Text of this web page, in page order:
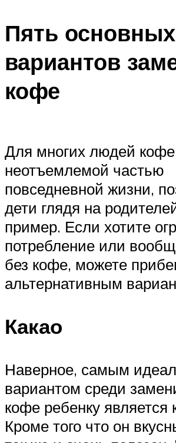
Пять основных
вариантов
кофе
Для многих людей кофе
неотъемлемой частью
повседневной жизни,
дети глядя на
пример. Если хотите
потребление или
без кофе, можете
альтернативным
Какао
Наверное, самым
вариантом среди
кофе ребенку является
Кроме того что он